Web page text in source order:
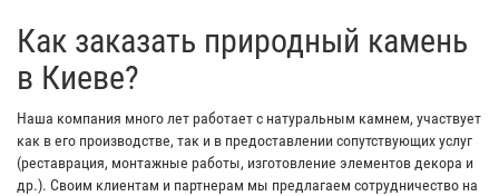
Как заказать природный камень
в Киеве?
Наша компания много лет работает с натуральным камнем, участвует
как в его производстве, так и в предоставлении сопутствующих услуг
(реставрация, монтажные работы, изготовление элементов декора и
др.). Своим клиентам и партнерам мы предлагаем сотрудничество на